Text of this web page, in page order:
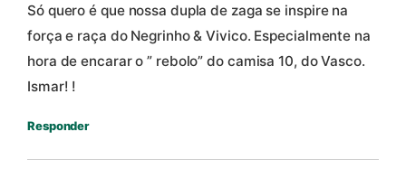
Só quero é que nossa dupla de zaga se inspire na
força e raça do Negrinho & Vivico. Especialmente na
hora de encarar o ” rebolo” do camisa 10, do Vasco.
Ismar! !
Responder